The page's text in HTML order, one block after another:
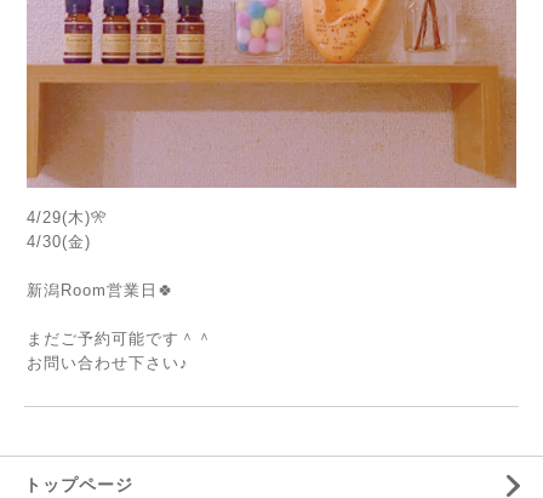
4/29(木)🎌
4/30(金)
新潟Room営業日🍀
まだご予約可能です＾＾
お問い合わせ下さい♪
トップページ